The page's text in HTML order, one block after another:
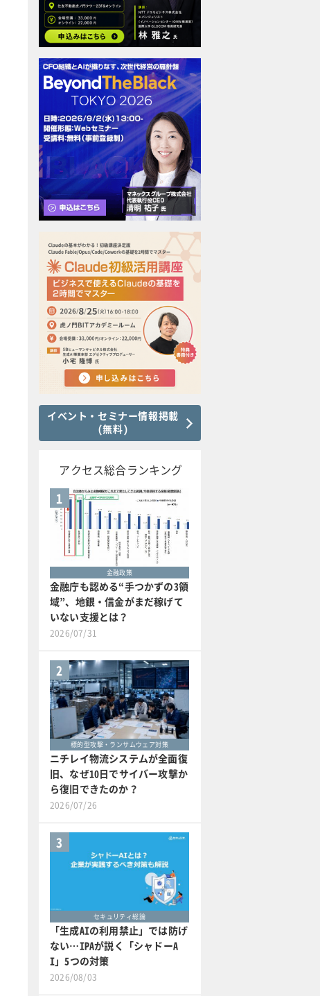
イベント・セミナー情報掲載
(無料)
アクセス総合ランキング
1
金融政策
金融庁も認める“手つかずの3領
域”、地銀・信金がまだ稼げて
いない支援とは？
2026/07/31
2
標的型攻撃・ランサムウェア対策
ニチレイ物流システムが全面復
旧、なぜ10日でサイバー攻撃か
ら復旧できたのか？
2026/07/26
3
セキュリティ総論
「生成AIの利用禁止」では防げ
ない…IPAが説く「シャドーA
I」5つの対策
2026/08/03